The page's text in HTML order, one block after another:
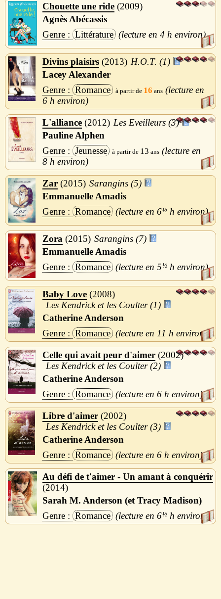
Chouette une ride 2009
Agnès Abécassis
Littérature
4 h
Divins plaisirs 2013
H.O.T. (1)
Lacey Alexander
Romance
16
6 h
L'alliance 2012
Les Eveilleurs (3)
Pauline Alphen
Jeunesse
13
8 h
Zar 2015
Sarangins (5)
Emmanuelle Amadis
Romance
6½ h
Zora 2015
Sarangins (7)
Emmanuelle Amadis
Romance
5½ h
Baby Love 2008
Les Kendrick et les Coulter (1)
Catherine Anderson
Romance
11 h
Celle qui avait peur d'aimer 2002
Les Kendrick et les Coulter (2)
Catherine Anderson
Romance
6 h
Libre d'aimer 2002
Les Kendrick et les Coulter (3)
Catherine Anderson
Romance
6 h
Au défi de t'aimer - Un amant à conquérir
2014
Sarah M. Anderson (et Tracy Madison)
Romance
6½ h